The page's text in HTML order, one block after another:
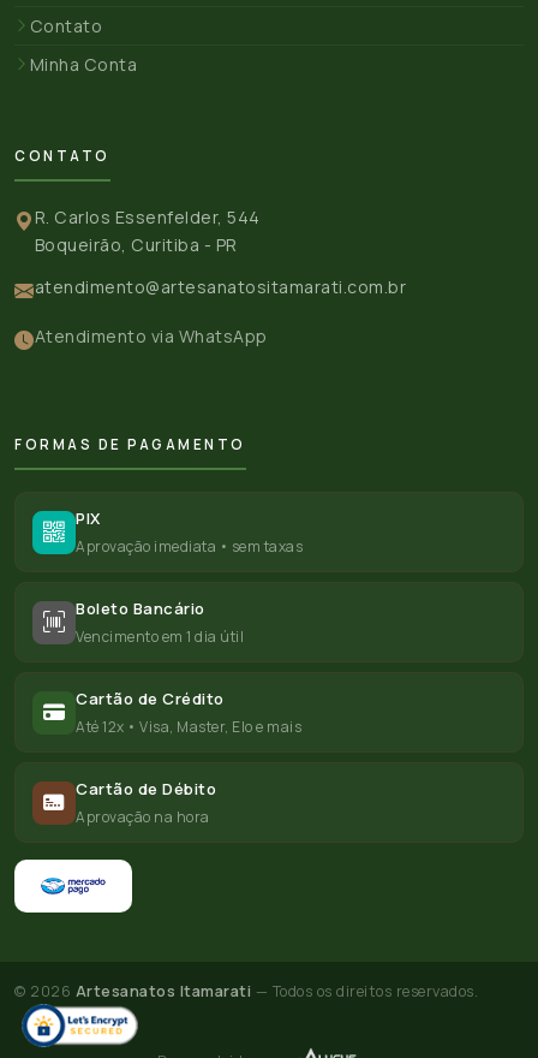
Contato
Minha Conta
CONTATO
R. Carlos Essenfelder, 544
Boqueirão, Curitiba - PR
atendimento@artesanatositamarati.com.br
Atendimento via WhatsApp
FORMAS DE PAGAMENTO
PIX
Aprovação imediata • sem taxas
Boleto Bancário
Vencimento em 1 dia útil
Cartão de Crédito
Até 12x • Visa, Master, Elo e mais
Cartão de Débito
Aprovação na hora
© 2026 Artesanatos Itamarati — Todos os direitos reservados.